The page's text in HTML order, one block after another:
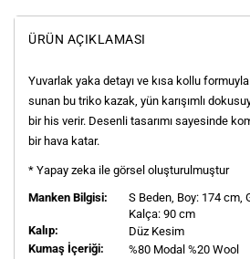
ÜRÜN AÇIKLAMASI
Yuvarlak yaka detayı ve kısa kollu
sunan bu triko kazak, yün karışımlı
bir his verir. Desenli tasarımı sayesinde
bir hava katar.
* Yapay zeka ile görsel oluşturulmuştur
Manken Bilgisi:
S Beden, Boy: 174 cm,
Kalça: 90 cm
Kalıp:
Düz Kesim
Kumaş İçeriği:
%80 Modal %20 Wool